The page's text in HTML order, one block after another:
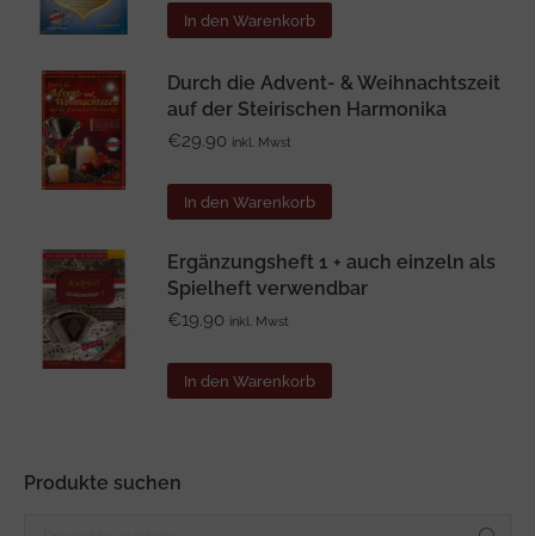
In den Warenkorb
Durch die Advent- & Weihnachtszeit
auf der Steirischen Harmonika
€29.90 inkl. Mwst
In den Warenkorb
Ergänzungsheft 1 + auch einzeln als
Spielheft verwendbar
€19.90 inkl. Mwst
In den Warenkorb
Produkte suchen